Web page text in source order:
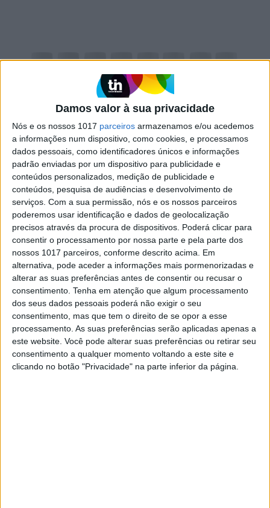
Damos valor à sua privacidade
Nós e os nossos 1017 parceiros armazenamos e/ou acedemos
a informações num dispositivo, como cookies, e processamos
dados pessoais, como identificadores únicos e informações
padrão enviadas por um dispositivo para publicidade e
conteúdos personalizados, medição de publicidade e
conteúdos, pesquisa de audiências e desenvolvimento de
serviços. Com a sua permissão, nós e os nossos parceiros
poderemos usar identificação e dados de geolocalização
precisos através da procura de dispositivos. Poderá clicar para
consentir o processamento por nossa parte e pela parte dos
nossos 1017 parceiros, conforme descrito acima. Em
alternativa, pode aceder a informações mais pormenorizadas e
alterar as suas preferências antes de consentir ou recusar o
consentimento. Tenha em atenção que algum processamento
dos seus dados pessoais poderá não exigir o seu
consentimento, mas que tem o direito de se opor a esse
processamento. As suas preferências serão aplicadas apenas a
este website. Você pode alterar suas preferências ou retirar seu
consentimento a qualquer momento voltando a este site e
clicando no botão "Privacidade" na parte inferior da página.
SAÚDE
Urina: o que revela sobre a sua saúde
E também como prevenir as malfadadas infecções urinárias que
atormentam tantas mulheres.
Gisela Henriques
Os motivos para as infeções urinárias serem mais
prevalentes no verão